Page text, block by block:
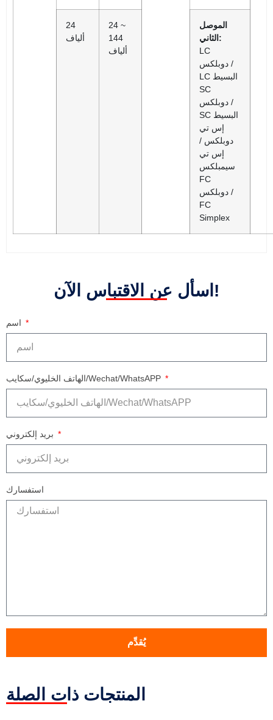
24
ألياف
24 ~
144
ألياف
الموصل
الثاني:
LC
دوبلكس /
LC البسيط
SC
دوبلكس /
SC البسيط
إس تي
دوبلكس /
إس تي
سيمبلكس
FC
دوبلكس /
FC
Simplex
اسأل عن الاقتباس الآن!
الهاتف الخليوي/سكايب/Wechat/WhatsAPP
استفسارك
يُقدِّم
المنتجات ذات الصلة